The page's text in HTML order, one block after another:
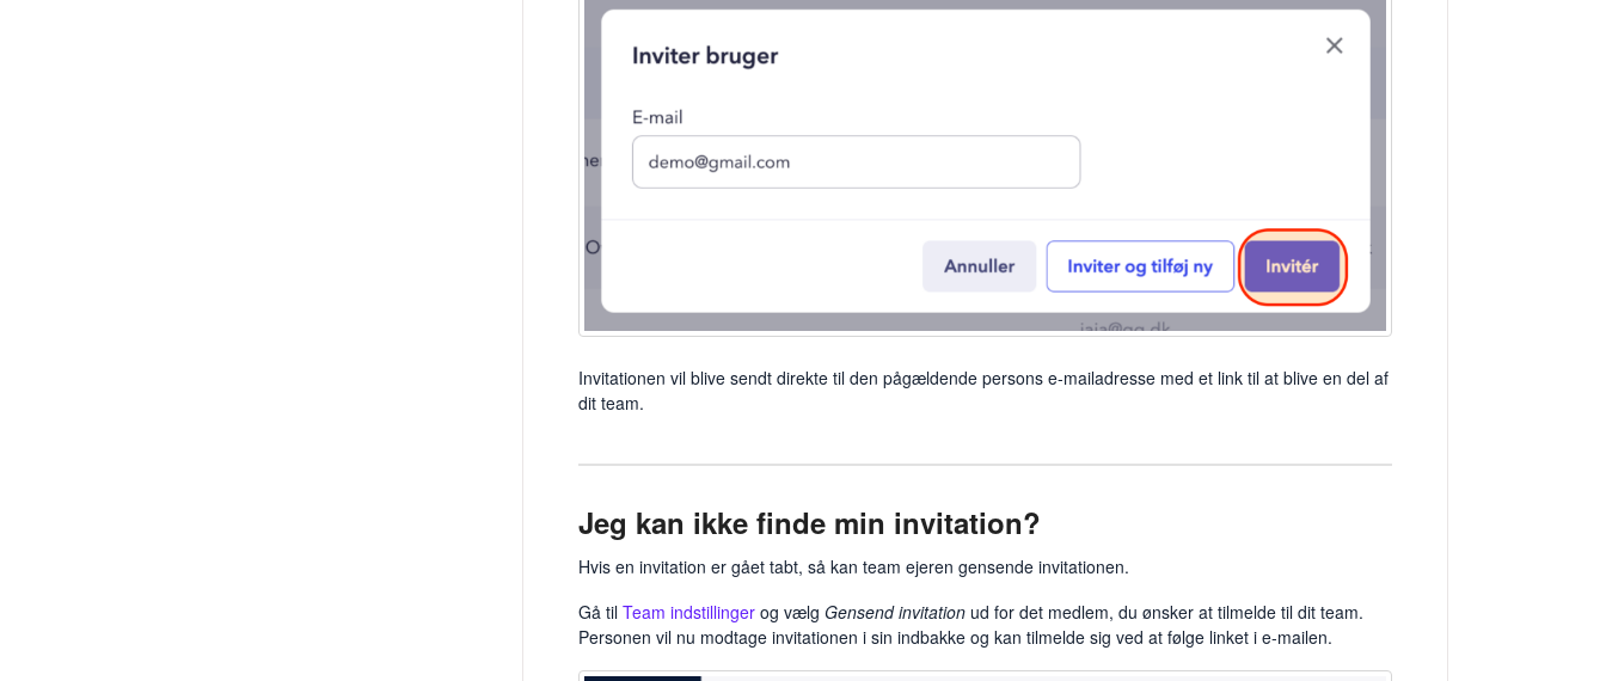
Invitationen vil blive sendt direkte til den pågældende persons e-mailadresse med et link til at blive en del af
dit team.
Jeg kan ikke finde min invitation?
Hvis en invitation er gået tabt, så kan team ejeren gensende invitationen.
Gå til Team indstillingerog vælg Gensend invitationud for det medlem, du ønsker at tilmelde til dit team.
Personen vil nu modtage invitationen i sin indbakke og kan tilmelde sig ved at følge linket i e-mailen.